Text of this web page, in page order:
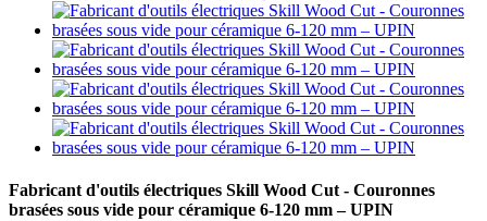
Fabricant d'outils électriques Skill Wood Cut - Couronnes
brasées sous vide pour céramique 6-120 mm – UPIN